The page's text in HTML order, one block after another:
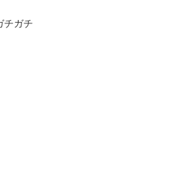
チガチ